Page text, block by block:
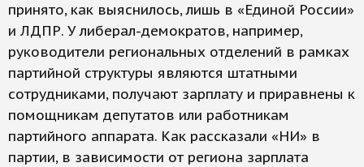
принято, как выяснилось, лишь в «Единой России»
и ЛДПР. У либерал-демократов, например,
руководители региональных отделений в рамках
партийной структуры являются штатными
сотрудниками, получают зарплату и приравнены к
помощникам депутатов или работникам
партийного аппарата. Как рассказали «НИ» в
партии, в зависимости от региона зарплата